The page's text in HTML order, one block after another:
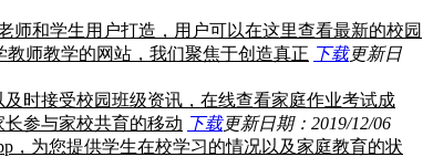
师和学生用户打造，用户可以在这里查看最新的校园
师教学的网站，我们聚焦于创造真正 下载更新日
时接受校园班级资讯，在线查看家庭作业考试成
参与家校共育的移动 下载更新日期：2019/12/06
，为您提供学生在校学习的情况以及家庭教育的状